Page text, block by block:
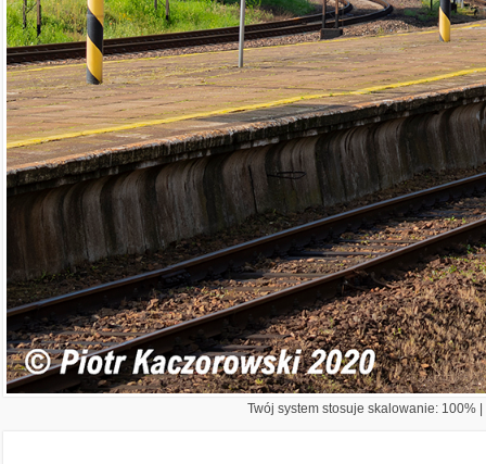
Twój system stosuje skalowanie: 100%